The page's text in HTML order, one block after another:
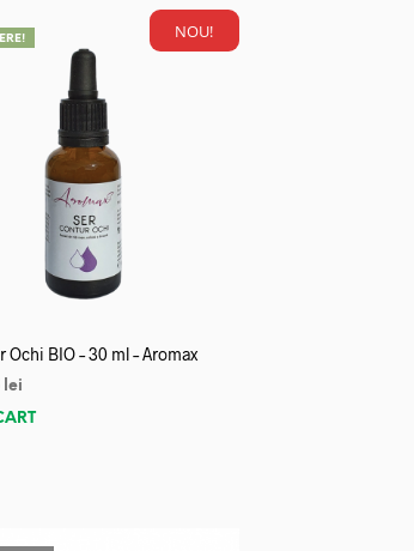
NOU!
Ochi BIO – 30 ml – Aromax
lei